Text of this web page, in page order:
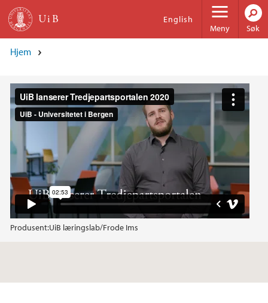
Hopp til hovedinnhold
Meny
English
Søk
Hjem
Produsent:UiB læringslab/Frode Ims